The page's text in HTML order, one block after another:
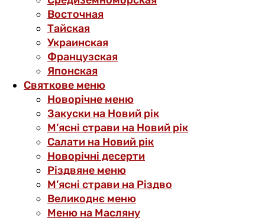
Восточная
Тайская
Украинская
Французская
Японская
Святкове меню
Новорічне меню
Закуски на Новий рік
М’ясні страви на Новий рік
Салати на Новий рік
Новорічні десерти
Різдвяне меню
М’ясні страви на Різдво
Великоднє меню
Меню на Масляну